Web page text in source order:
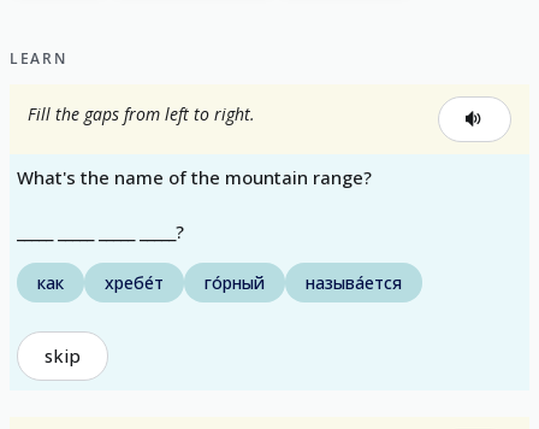
LEARN
Fill the gaps from left to right.
What's the name of the mountain range?
_____ _____ _____ _____?
как хребе́т го́рный называ́ется
skip